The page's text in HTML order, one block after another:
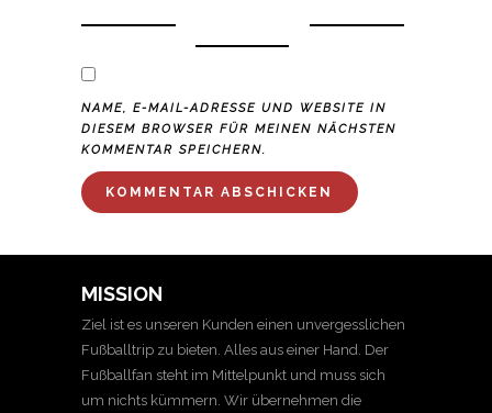
NAME, E-MAIL-ADRESSE UND WEBSITE IN
DIESEM BROWSER FÜR MEINEN NÄCHSTEN
KOMMENTAR SPEICHERN.
MISSION
Ziel ist es unseren Kunden einen unvergesslichen
Fußballtrip zu bieten. Alles aus einer Hand. Der
Fußballfan steht im Mittelpunkt und muss sich
um nichts kümmern. Wir übernehmen die